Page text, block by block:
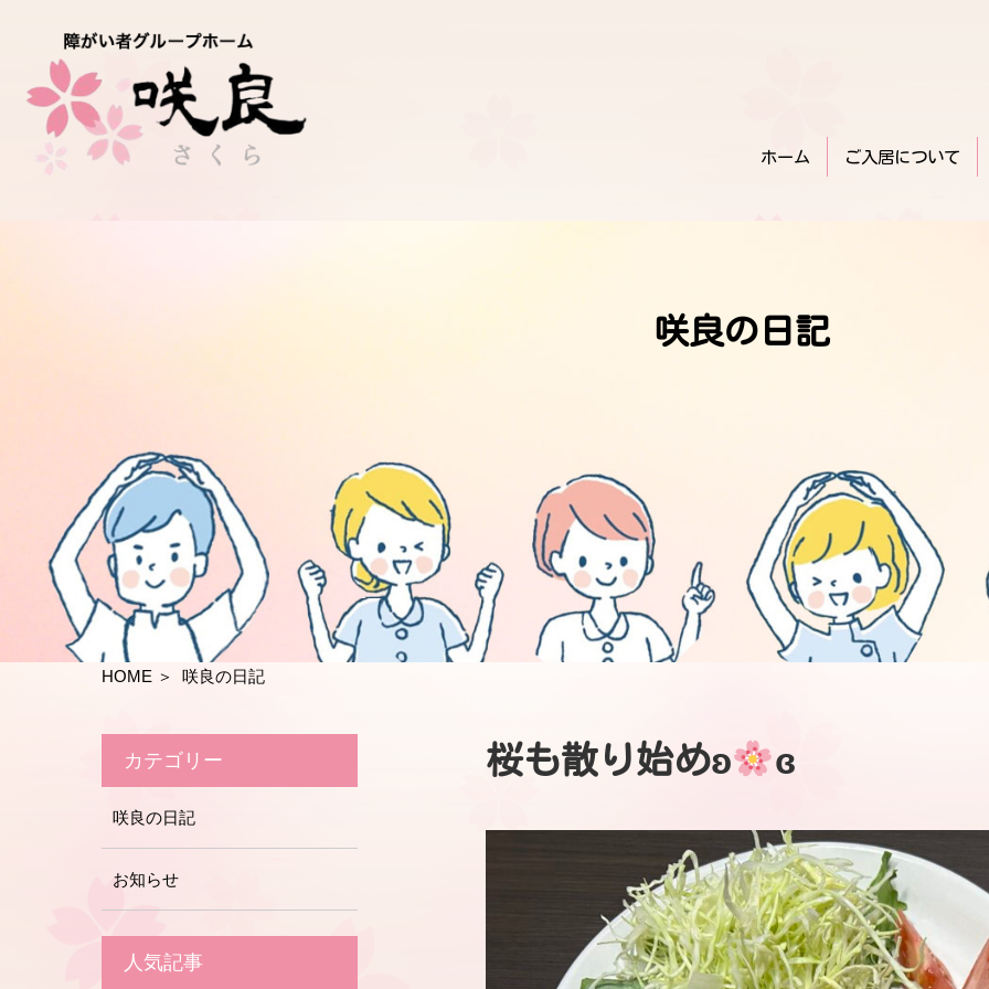
ホーム ご入居について
咲良の日記
HOME ＞ 咲良の日記
桜も散り始めʚ ɞ
カテゴリー
咲良の日記
お知らせ
人気記事